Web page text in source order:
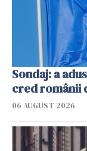
Sondaj: a
cred românii
06 AUGUST 2026